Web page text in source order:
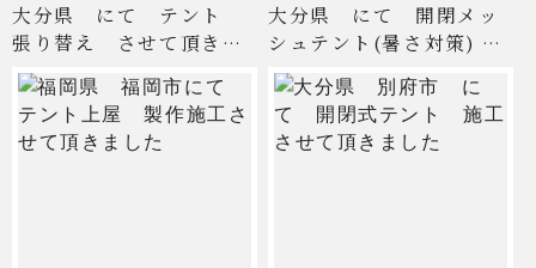
大分県 にて テント
張り替え させて頂きま
した
大分県 にて 開閉メッ
シュテント(暑さ対策) 施
...